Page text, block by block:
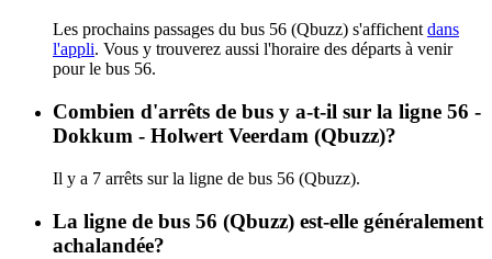
Les prochains passages du bus 56 (Qbuzz) s'affichent dans
l'appli. Vous y trouverez aussi l'horaire des départs à venir
pour le bus 56.
Combien d'arrêts de bus y a-t-il sur la ligne 56 -
Dokkum - Holwert Veerdam (Qbuzz)?
Il y a 7 arrêts sur la ligne de bus 56 (Qbuzz).
La ligne de bus 56 (Qbuzz) est-elle généralement
achalandée?